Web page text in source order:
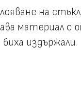
на
материал
издържали.